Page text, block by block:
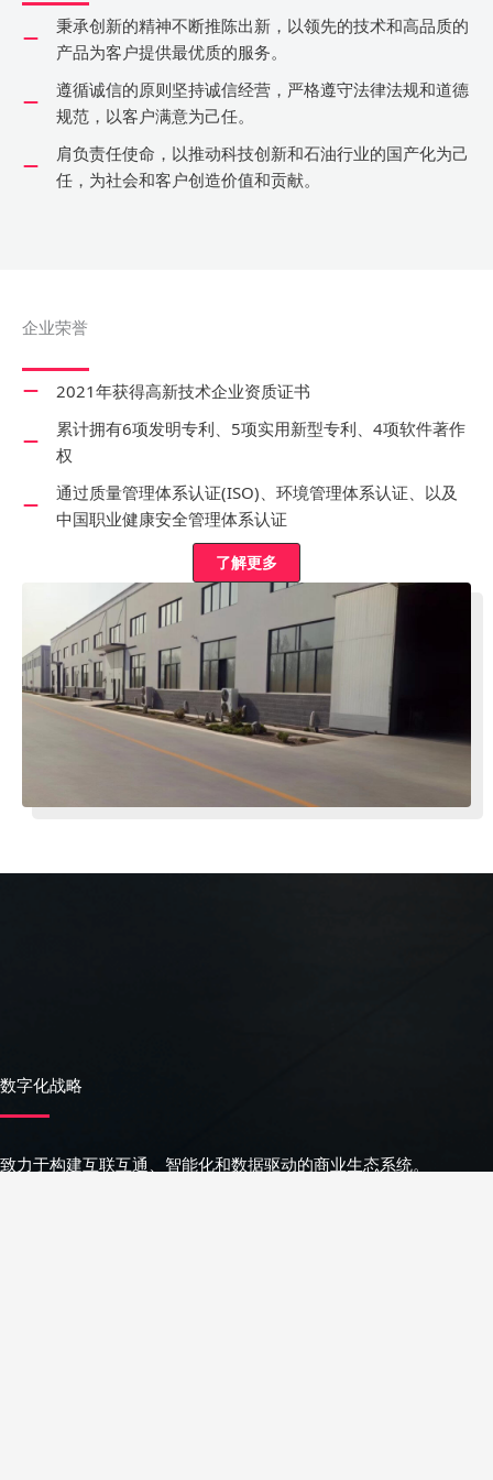
秉承创新的精神不断推陈出新，以领先的技术和高品质的
产品为客户提供最优质的服务。
遵循诚信的原则坚持诚信经营，严格遵守法律法规和道德
规范，以客户满意为己任。
肩负责任使命，以推动科技创新和石油行业的国产化为己
任，为社会和客户创造价值和贡献。
企业荣誉
2021年获得高新技术企业资质证书
累计拥有6项发明专利、5项实用新型专利、4项软件著作
权
通过质量管理体系认证(ISO)、环境管理体系认证、以及
中国职业健康安全管理体系认证
了解更多
数字化战略
致力于构建互联互通、智能化和数据驱动的商业生态系统。